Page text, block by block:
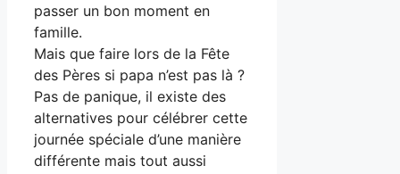
passer un bon moment en
famille.
Mais que faire lors de la Fête
des Pères si papa n’est pas là ?
Pas de panique, il existe des
alternatives pour célébrer cette
journée spéciale d’une manière
différente mais tout aussi